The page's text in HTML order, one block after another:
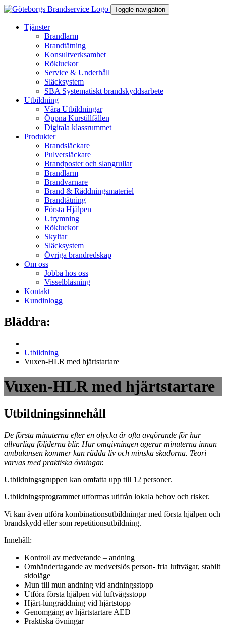
Toggle navigation
Tjänster
Brandlarm
Brandtätning
Konsultverksamhet
Rökluckor
Service & Underhåll
Släcksystem
SBA Systematiskt brandskyddsarbete
Utbildning
Våra Utbildningar
Öppna Kurstillfällen
Digitala klassrummet
Produkter
Brandsläckare
Pulversläckare
Brandposter och slangrullar
Brandlarm
Brandvarnare
Brand & Räddningsmateriel
Brandtätning
Första Hjälpen
Utrymning
Rökluckor
Skyltar
Släcksystem
Övriga brandredskap
Om oss
Jobba hos oss
Visselblåsning
Kontakt
Kundinlogg
Bläddra:
Utbildning
Vuxen-HLR med hjärtstartare
Vuxen-HLR med hjärtstartare
Utbildningsinnehåll
De första minuterna efter en olycka är ofta avgörande för hur
allvarliga följderna blir. Hur omgivningen agerar minuterna innan
ambulansen kommer kan rädda liv och minska skadorna. Teori
varvas med praktiska övningar.
Utbildningsgruppen kan omfatta upp till 12 personer.
Utbildningsprogrammet utformas utifrån lokala behov och risker.
Vi kan även utföra kombinationsutbildningar med första hjälpen och
brandskydd eller som repetitionsutbildning.
Innehåll:
Kontroll av medvetande – andning
Omhändertagande av medvetslös person- fria luftvägar, stabilt
sidoläge
Mun till mun andning vid andningsstopp
Utföra första hjälpen vid luftvägsstopp
Hjärt-lungräddning vid hjärtstopp
Genomgång av hjärtstartare AED
Praktiska övningar